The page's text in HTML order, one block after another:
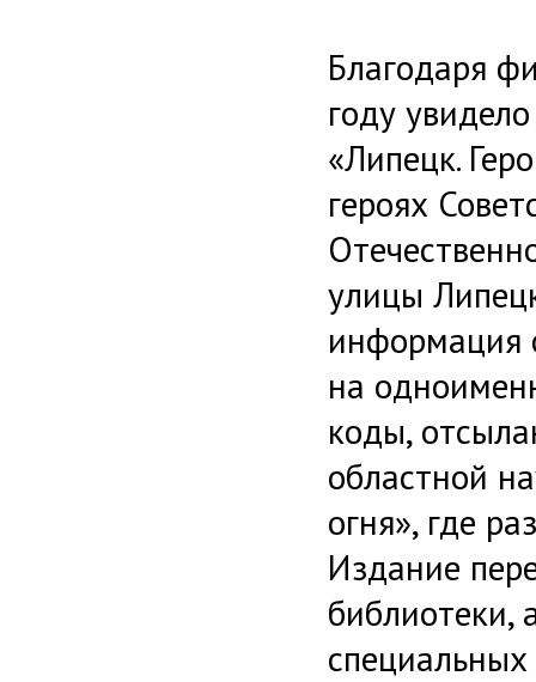
Благодаря
году
«Липецк.
героях
улицы
информация
на
коды,
областной
огня», где
Издание
библиотеки,